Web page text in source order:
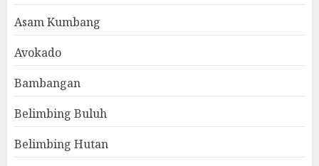
Asam Kumbang
Avokado
Bambangan
Belimbing Buluh
Belimbing Hutan